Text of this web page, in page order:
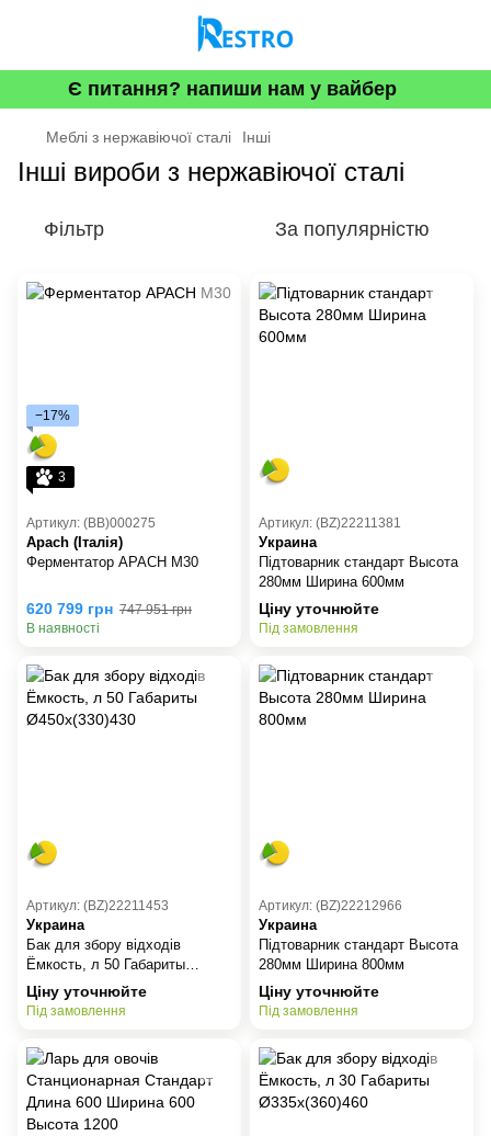
Є питання? напиши нам у вайбер
Меблі з нержавіючої сталі Інші
Інші вироби з нержавіючої сталі
Фільтр За популярністю
−17%
3
Артикул: (BB)000275
Apach (Італія)
Ферментатор APACH M30
620 799 грн 747 951 грн
В наявності
Артикул: (BZ)22211381
Украина
Підтоварник стандарт Высота
280мм Ширина 600мм
Ціну уточнюйте
Під замовлення
Артикул: (BZ)22211453
Украина
Бак для збору відходів
Ёмкость, л 50 Габариты
Ø450х(330)430
Ціну уточнюйте
Під замовлення
Артикул: (BZ)22212966
Украина
Підтоварник стандарт Высота
280мм Ширина 800мм
Ціну уточнюйте
Під замовлення